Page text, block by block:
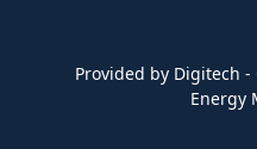
Provided by Digitech -
Energy